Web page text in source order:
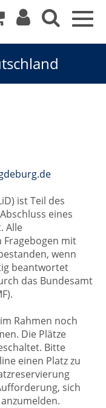
ist Teil des
eines
Alle
mit
wenn
beantwortet
das Bundesamt
Rahmen noch
Die Plätze
Bitte
einen Platz zu
sich